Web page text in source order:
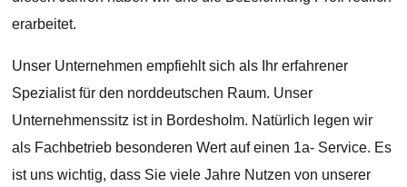
erarbeitet.
Unser Unternehmen empfiehlt sich als Ihr erfahrener
Spezialist für den norddeutschen Raum. Unser
Unternehmenssitz ist in Bordesholm. Natürlich legen wir
als Fachbetrieb besonderen Wert auf einen 1a- Service. Es
ist uns wichtig, dass Sie viele Jahre Nutzen von unserer